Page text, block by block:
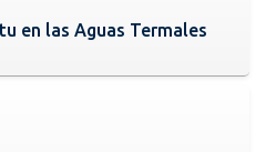
en las Aguas Termales